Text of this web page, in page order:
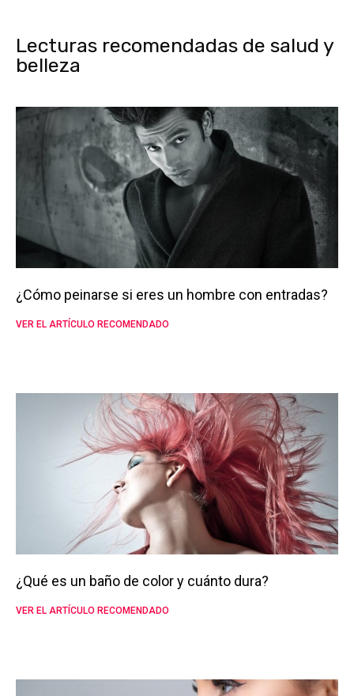
Lecturas recomendadas de salud y
belleza
¿Cómo peinarse si eres un hombre con entradas?
VER EL ARTÍCULO RECOMENDADO
¿Qué es un baño de color y cuánto dura?
VER EL ARTÍCULO RECOMENDADO